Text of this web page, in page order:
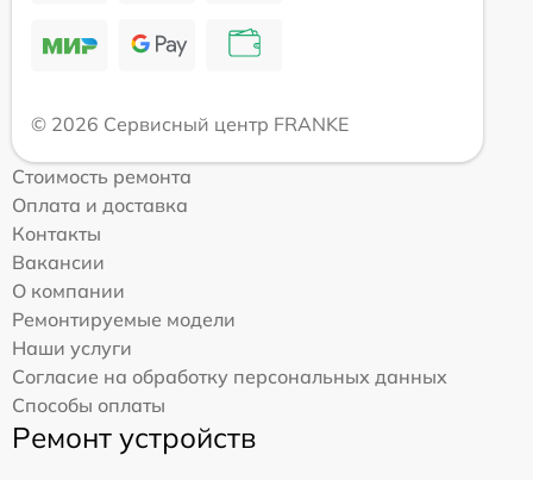
© 2026 Сервисный центр FRANKE
Стоимость ремонта
Оплата и доставка
Контакты
Вакансии
О компании
Ремонтируемые модели
Наши услуги
Согласие на обработку персональных данных
Способы оплаты
Ремонт устройств